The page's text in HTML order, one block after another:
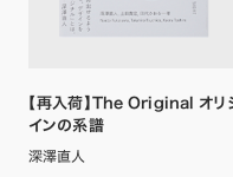
【再入荷】The Original オリ
インの系譜
深澤直人